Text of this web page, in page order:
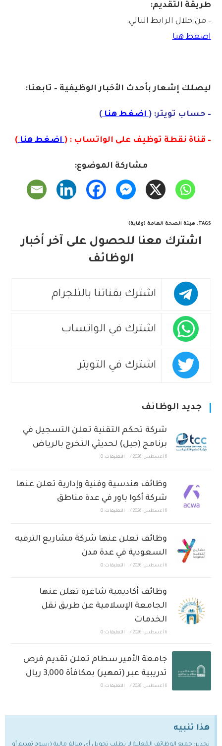
طريقة التقديم:
– من خلال الرابط التالي:
اضغط هنا
ليصلك إشعاربأحدث الأخبار الوظيفية – تابعنا:
– حساب تويتر: ( اضغط هنا )
– قناة نقطة توظيف على الواتساب : ( اضغط هنا )
مشاركة الموضوع:
TAGS
: هيئة الصحة العامة (وقاية)
اشترك معنا للحصول على آخر أخبار
الوظائف
اشترك بقناتنا بالتلجرام
اشترك في الواتساب
اشترك في التويتر
جديد الوظائف
شركة تحكم التقنية تعلن التسجيل في
برنامج (جيل) لحديثي التخرج بالرياض
6 أغسطس، 2026 / التعليقات: 0
وظائف هندسية وفنية وإدارية تعلن عنها
شركة أكوا باور في عدة مناطق
6 أغسطس، 2026 / التعليقات: 0
وظائف تعلن عنها شركة مشاريع الترفيه
السعودية في عدة مدن
6 أغسطس، 2026 / التعليقات: 0
وظائف أكاديمية شاغرة تعلن عنها
الجامعة الإسلامية عن طريق نقل
الخدمات
6 أغسطس، 2026 / التعليقات: 0
جامعة الأمير سطام تعلن تقديم فرص
تدريبية عبر (تمهير) بمكافأة 3,000 ريال
6 أغسطس، 2026 / التعليقات: 0
هذا تنبيه